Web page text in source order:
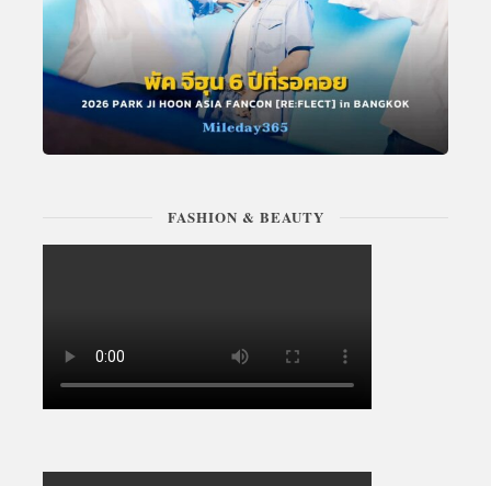
FASHION & BEAUTY